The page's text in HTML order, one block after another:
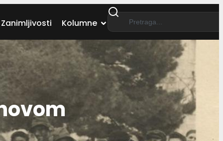
Zanimljivosti Kolumne